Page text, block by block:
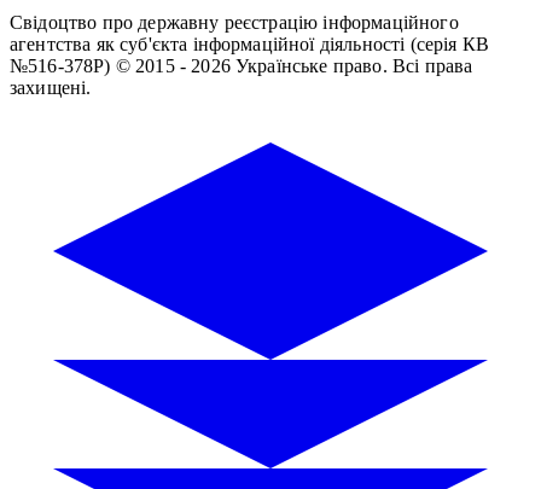
Свідоцтво про державну реєстрацію інформаційного
агентства як суб'єкта інформаційної діяльності (серія КВ
№516-378Р) © 2015 - 2026 Українське право. Всі права
захищені.